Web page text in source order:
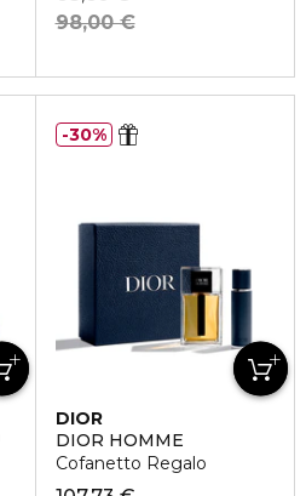
98,00 €
DIOR
DIOR HOMME
Cofanetto Regalo
30%